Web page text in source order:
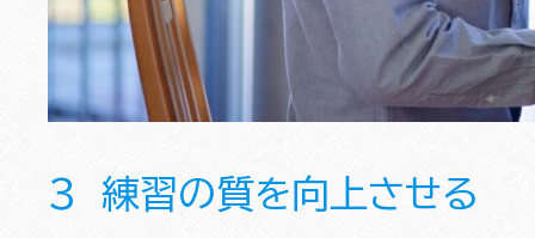
３ 練習の質を向上させる